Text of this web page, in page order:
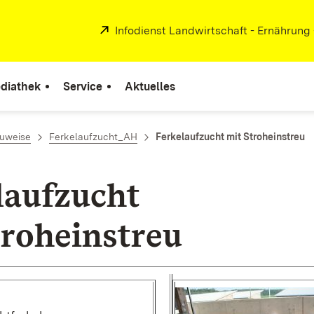
Extern:
Infodienst Landwirtschaft - Ernährung
Service Aktuelles
Ferkelaufzucht_AH Ferkelaufzucht mit Stroheinstreu